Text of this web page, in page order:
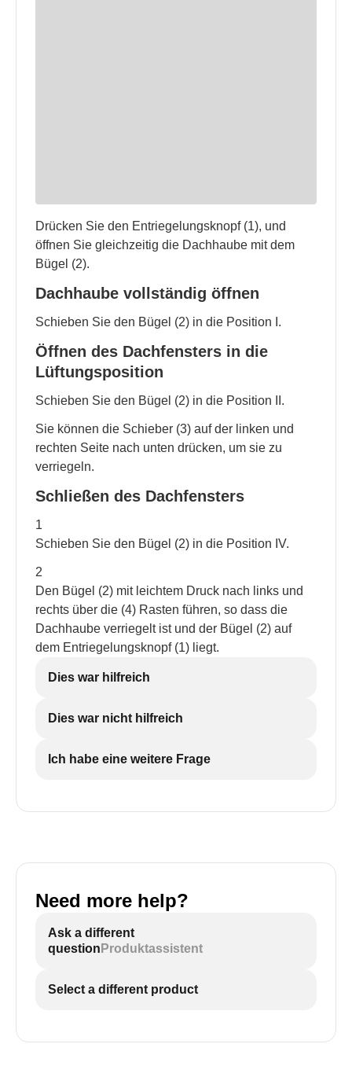
Drücken Sie den Entriegelungsknopf (1), und
öffnen Sie gleichzeitig die Dachhaube mit dem
Bügel (2).
Dachhaube vollständig öffnen
Schieben Sie den Bügel (2) in die Position I.
Öffnen des Dachfensters in die
Lüftungsposition
Schieben Sie den Bügel (2) in die Position II.
Sie können die Schieber (3) auf der linken und
rechten Seite nach unten drücken, um sie zu
verriegeln.
Schließen des Dachfensters
1
Schieben Sie den Bügel (2) in die Position IV.
2
Den Bügel (2) mit leichtem Druck nach links und
rechts über die (4) Rasten führen, so dass die
Dachhaube verriegelt ist und der Bügel (2) auf
dem Entriegelungsknopf (1) liegt.
Dies war hilfreich
Dies war nicht hilfreich
Ich habe eine weitere Frage
Need more help?
Ask a different
question Produktassistent
Select a different product